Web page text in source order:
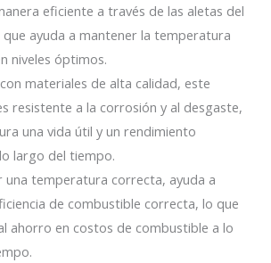
eficiente a través de las aletas del
ayuda a mantener la temperatura
niveles óptimos.
materiales de alta calidad, este
resistente a la corrosión y al desgaste,
una vida útil y un rendimiento
largo del tiempo.
una temperatura correcta, ayuda a
de combustible correcta, lo que
ahorro en costos de combustible a lo